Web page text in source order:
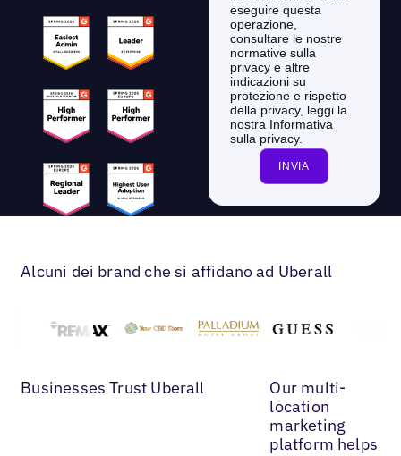
Alcuni dei brand che si affidano ad Uberall
Businesses Trust Uberall
Our multi-
location
marketing
platform helps